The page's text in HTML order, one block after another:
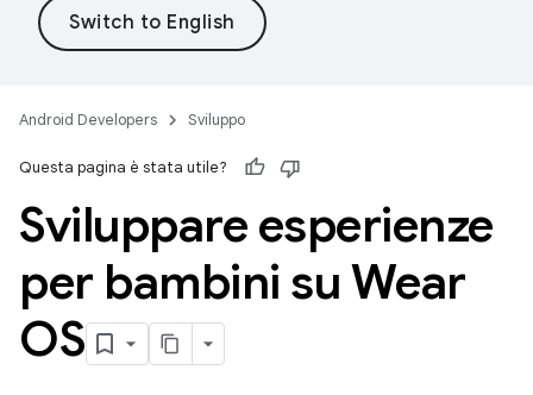
Android Developers Sviluppo
Questa pagina è stata utile?
Sviluppare esperienze
per bambini su Wear
OS